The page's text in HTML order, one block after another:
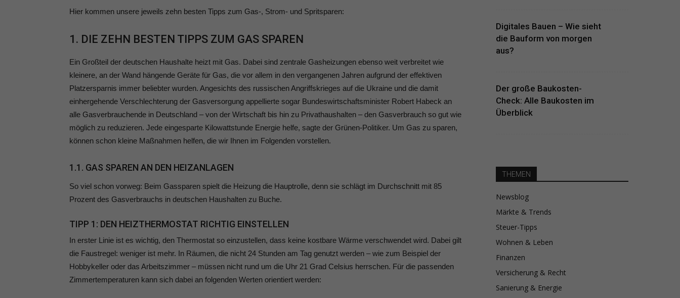
Hier kommen unsere jeweils zehn besten Tipps zum Gas-, Strom- und Spritsparen:
1. DIE ZEHN BESTEN TIPPS ZUM GAS SPAREN
Ein Großteil der deutschen Haushalte heizt mit Gas. Dabei sind zentrale Gasheizungen ebenso weit verbreitet wie
kleinere, an der Wand hängende Geräte für Gas, die vor allem in den vergangenen Jahren aufgrund der effektiven
Platzersparnis immer beliebter wurden. Angesichts des russischen Angriffskrieges auf die Ukraine und die damit
einhergehende Verschlechterung der Gasversorgung appellierte sogar Bundeswirtschaftsminister Robert Habeck an
alle Gasverbrauchende in Deutschland – von der Wirtschaft bis hin zu Privathaushalten – den Gasverbrauch so gut wie
möglich zu reduzieren. Jede eingesparte Kilowattstunde Energie helfe, sagte der Grünen-Politiker. Um Gas zu sparen,
können schon kleine Maßnahmen helfen, die wir Ihnen im Folgenden vorstellen.
1.1. GAS SPAREN AN DEN HEIZANLAGEN
So viel schon vorweg: Beim Gassparen spielt die Heizung die Hauptrolle, denn sie schlägt im Durchschnitt mit 85
Prozent des Gasverbrauchs in deutschen Haushalten zu Buche.
TIPP 1: DEN HEIZTHERMOSTAT RICHTIG EINSTELLEN
In erster Linie ist es wichtig, den Thermostat so einzustellen, dass keine kostbare Wärme verschwendet wird. Dabei gilt
die Faustregel: weniger ist mehr. In Räumen, die nicht 24 Stunden am Tag genutzt werden – wie zum Beispiel der
Hobbykeller oder das Arbeitszimmer – müssen nicht rund um die Uhr 21 Grad Celsius herrschen. Für die passenden
Zimmertemperaturen kann sich dabei an folgenden Werten orientiert werden:
Digitales Bauen – Wie sieht
die Bauform von morgen
aus?
Der große Baukosten-
Check: Alle Baukosten im
Überblick
THEMEN
Newsblog
Märkte & Trends
Steuer-Tipps
Wohnen & Leben
Finanzen
Versicherung & Recht
Sanierung & Energie